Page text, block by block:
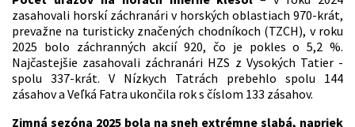
zasahovali horskí záchranári v horských oblastiach 970-krát,
prevažne na turisticky značených chodníkoch (TZCH), v roku
2025 bolo záchranných akcií 920, čo je pokles o 5,2 %.
Najčastejšie zasahovali záchranári HZS z Vysokých Tatier -
spolu 337-krát. V Nízkych Tatrách prebehlo spolu 144
zásahov a Veľká Fatra ukončila rok s číslom 133 zásahov.
Zimná sezóna 2025 bola na sneh extrémne slabá, napriek